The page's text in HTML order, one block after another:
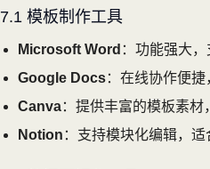
7.1 模板制作工具
Microsoft Word ：功能强大
Google Docs：在线协作便
Canva：提供丰富的模板素材
Notion ：支持模块化编辑，